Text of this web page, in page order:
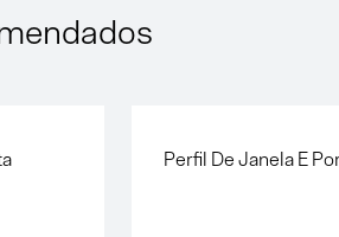
Perfil De Janela E